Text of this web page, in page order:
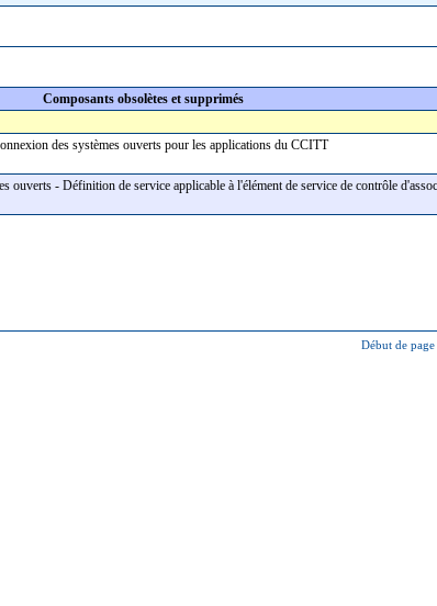
Composants obsolètes et supprimés
des systèmes ouverts pour les applications du CCITT
ouverts - Définition de service applicable à l'élément de service de contrôle
Début de page